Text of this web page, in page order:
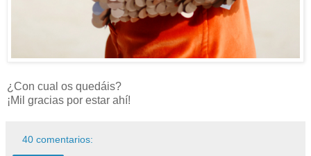
¿Con cual os quedáis?
¡Mil gracias por estar ahí!
40 comentarios: